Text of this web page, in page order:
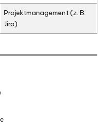
Projektmanagement (z. B.
Jira)